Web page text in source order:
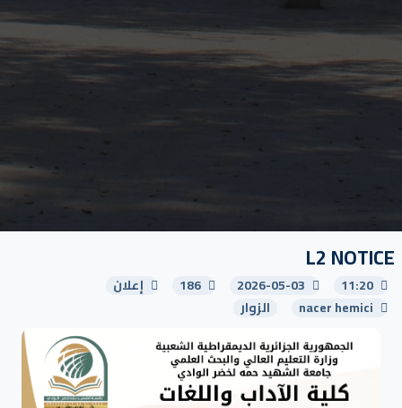
L2 NOTICE
11:20
2026-05-03
186
إعلان
nacer hemici
الزوار